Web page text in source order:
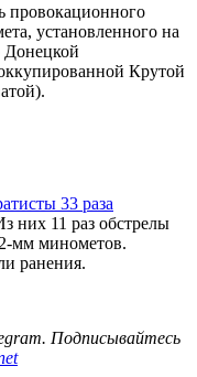
провокационного
установленного на
Донецкой
Крутой
33 раза
них 11 раз обстрелы
мм минометов.
ранения.
Подписывайтесь